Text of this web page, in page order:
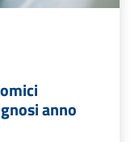
anno